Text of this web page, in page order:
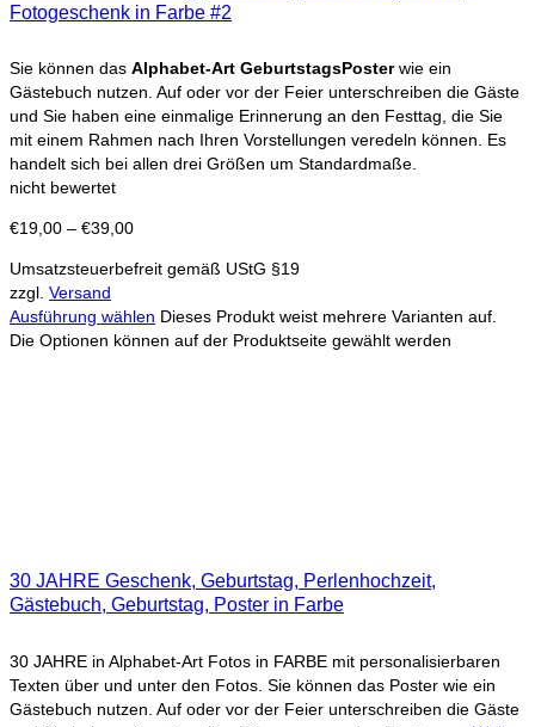
Fotogeschenk in Farbe #2
Sie können das Alphabet-Art GeburtstagsPosterwie ein
Gästebuch nutzen. Auf oder vor der Feier unterschreiben die Gäste
und Sie haben eine einmalige Erinnerung an den Festtag, die Sie
mit einem Rahmen nach Ihren Vorstellungen veredeln können. Es
handelt sich bei allen drei Größen um Standardmaße.
nicht bewertet
€19,00 – €39,00
Umsatzsteuerbefreit gemäß UStG §19
zzgl. Versand
Ausführung wählen Dieses Produkt weist mehrere Varianten auf.
Die Optionen können auf der Produktseite gewählt werden
30 JAHRE Geschenk, Geburtstag, Perlenhochzeit,
Gästebuch, Geburtstag, Poster in Farbe
30 JAHRE in Alphabet-Art Fotos in FARBE mit personalisierbaren
Texten über und unter den Fotos. Sie können das Poster wie ein
Gästebuch nutzen. Auf oder vor der Feier unterschreiben die Gäste